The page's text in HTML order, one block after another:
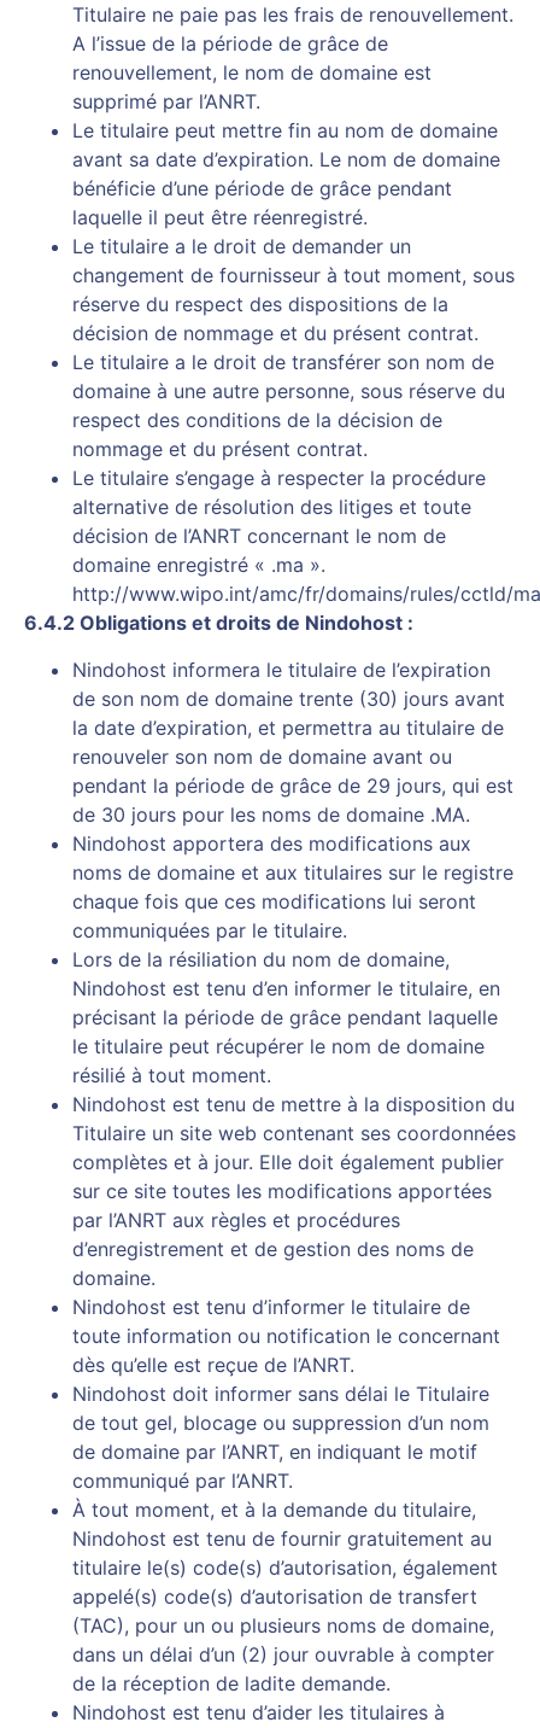
Titulaire ne paie pas les frais de renouvellement.
A l’issue de la période de grâce de
renouvellement, le nom de domaine est
supprimé par l’ANRT.
Le titulaire peut mettre fin au nom de domaine
avant sa date d’expiration. Le nom de domaine
bénéficie d’une période de grâce pendant
laquelle il peut être réenregistré.
Le titulaire a le droit de demander un
changement de fournisseur à tout moment, sous
réserve du respect des dispositions de la
décision de nommage et du présent contrat.
Le titulaire a le droit de transférer son nom de
domaine à une autre personne, sous réserve du
respect des conditions de la décision de
nommage et du présent contrat.
Le titulaire s’engage à respecter la procédure
alternative de résolution des litiges et toute
décision de l’ANRT concernant le nom de
domaine enregistré « .ma ».
http://www.wipo.int/amc/fr/domains/rules/cctld/
6.4.2 Obligations et droits de Nindohost :
Nindohost informera le titulaire de l’expiration
de son nom de domaine trente (30) jours avant
la date d’expiration, et permettra au titulaire de
renouveler son nom de domaine avant ou
pendant la période de grâce de 29 jours, qui est
de 30 jours pour les noms de domaine .MA.
Nindohost apportera des modifications aux
noms de domaine et aux titulaires sur le registre
chaque fois que ces modifications lui seront
communiquées par le titulaire.
Lors de la résiliation du nom de domaine,
Nindohost est tenu d’en informer le titulaire, en
précisant la période de grâce pendant laquelle
le titulaire peut récupérer le nom de domaine
résilié à tout moment.
Nindohost est tenu de mettre à la disposition du
Titulaire un site web contenant ses coordonnées
complètes et à jour. Elle doit également publier
sur ce site toutes les modifications apportées
par l’ANRT aux règles et procédures
d’enregistrement et de gestion des noms de
domaine.
Nindohost est tenu d’informer le titulaire de
toute information ou notification le concernant
dès qu’elle est reçue de l’ANRT.
Nindohost doit informer sans délai le Titulaire
de tout gel, blocage ou suppression d’un nom
de domaine par l’ANRT, en indiquant le motif
communiqué par l’ANRT.
À tout moment, et à la demande du titulaire,
Nindohost est tenu de fournir gratuitement au
titulaire le(s) code(s) d’autorisation, également
appelé(s) code(s) d’autorisation de transfert
(TAC), pour un ou plusieurs noms de domaine,
dans un délai d’un (2) jour ouvrable à compter
de la réception de ladite demande.
Nindohost est tenu d’aider les titulaires à